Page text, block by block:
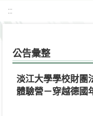
:::
公告彙整
淡江大學學校財團
體驗營－穿越德國